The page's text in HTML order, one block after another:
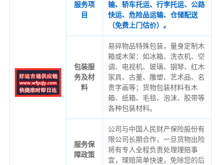
服务项
目
输、轿车托运、行李托运、公路
快运、危险品运输、仓储配送
（免费上门估价）。
包装服
务及材
料
易碎物品特殊包装，量身定制木
箱或木架：如冰箱、洗衣机、空
调、电视机、玻璃、钢琴、红木
家具、古董、雕塑、艺术品、名
贵字画等；货物包装材料有木
箱、纸箱、毛毯、泡沫、胶带等
各种包装材料。
服务保
障政策
公司与中国人民财产保险股份有
限公司长期合作，一旦货物出险
将有专人全程负责处理理赔事
宜，理赔简单快速，免除您的后